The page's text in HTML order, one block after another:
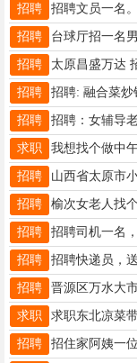
招聘
招聘
招聘
招聘
招聘
求职
招聘
招聘
招聘
招聘
招聘
求职
招聘 招住家阿姨一